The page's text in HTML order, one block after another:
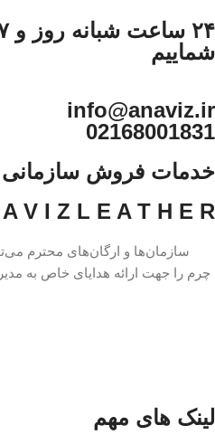
شماییم
info@anaviz.ir
02168001831
خدمات فروش سازمانی
V I Z L E A T H E R
سازمان‌ها و ارگان‌های محترم
چرم را جهت ارائه هدایای خاص به
لینک های مهم